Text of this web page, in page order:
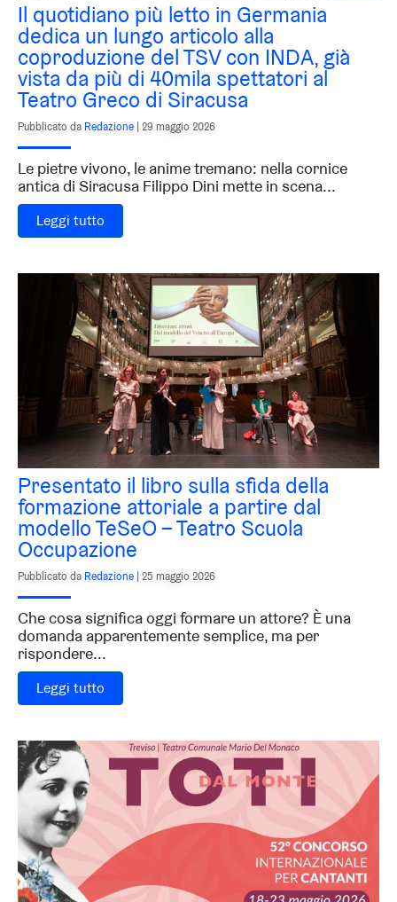
Il quotidiano più letto in Germania
dedica un lungo articolo alla
coproduzione del TSV con INDA, già
vista da più di 40mila spettatori al
Teatro Greco di Siracusa
Pubblicato da Redazione 29 maggio 2026
Le pietre vivono, le anime tremano: nella cornice
antica di Siracusa Filippo Dini mette in scena...
Leggi tutto
Presentato il libro sulla sfida della
formazione attoriale a partire dal
modello TeSeO – Teatro Scuola
Occupazione
Pubblicato da Redazione 25 maggio 2026
Che cosa significa oggi formare un attore? È una
domanda apparentemente semplice, ma per
rispondere...
Leggi tutto